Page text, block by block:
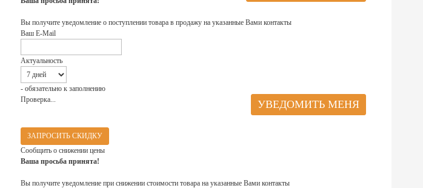
Вы получите уведомление о поступлении товара в продажу на указанные Вами контакты
Ваш E-Mail
Актуальность
- обязательно к заполнению
Проверка...
ЗАПРОСИТЬ СКИДКУ
Сообщить о снижении цены
Ваша просьба принята!
Вы получите уведомление при снижении стоимости товара на указанные Вами контакты